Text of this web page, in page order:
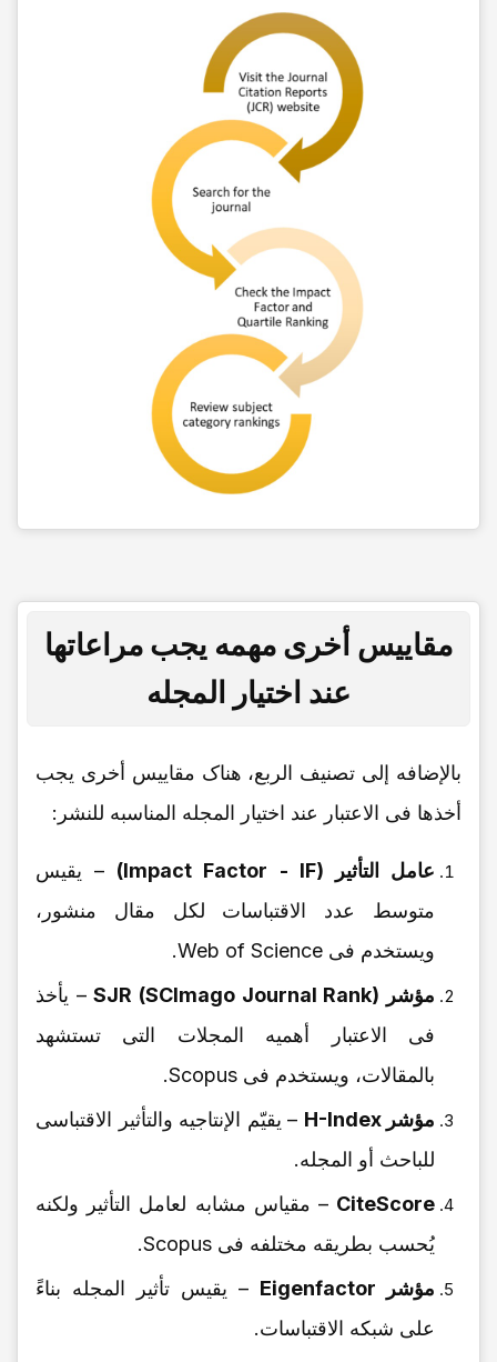
مقاییس أخرى مهمه یجب مراعاتها
عند اختیار المجله
بالإضافه إلى تصنیف الربع، هناک مقاییس أخرى یجب
أخذها فی الاعتبار عند اختیار المجله المناسبه للنشر:
عامل التأثیر (Impact Factor - IF)
– یقیس
متوسط عدد الاقتباسات لکل مقال منشور،
ویستخدم فی Web of Science.
مؤشر SJR (SCImago Journal Rank)
– یأخذ
فی الاعتبار أهمیه المجلات التی تستشهد
بالمقالات، ویستخدم فی Scopus.
مؤشر H-Index
– یقیّم الإنتاجیه والتأثیر الاقتباسی
للباحث أو المجله.
CiteScore – مقیاس مشابه لعامل التأثیر ولکنه
یُحسب بطریقه مختلفه فی Scopus.
مؤشر Eigenfactor
– یقیس تأثیر المجله بناءً
على شبکه الاقتباسات.